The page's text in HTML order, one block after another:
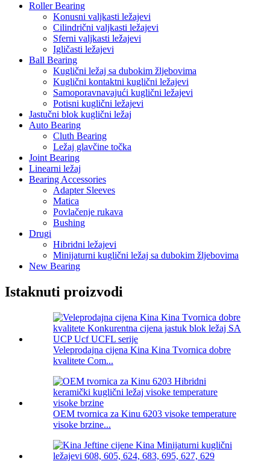
Roller Bearing
Konusni valjkasti ležajevi
Cilindrični valjkasti ležajevi
Sferni valjkasti ležajevi
Igličasti ležajevi
Ball Bearing
Kuglični ležaj sa dubokim žljebovima
Kuglični kontaktni kuglični ležajevi
Samoporavnavajući kuglični ležajevi
Potisni kuglični ležajevi
Jastučni blok kuglični ležaj
Auto Bearing
Cluth Bearing
Ležaj glavčine točka
Joint Bearing
Linearni ležaj
Bearing Accessories
Adapter Sleeves
Matica
Povlačenje rukava
Bushing
Drugi
Hibridni ležajevi
Minijaturni kuglični ležaj sa dubokim žljebovima
New Bearing
Istaknuti proizvodi
Veleprodajna cijena Kina Kina Tvornica dobre
kvalitete Com...
OEM tvornica za Kinu 6203 visoke temperature
visoke brzine...